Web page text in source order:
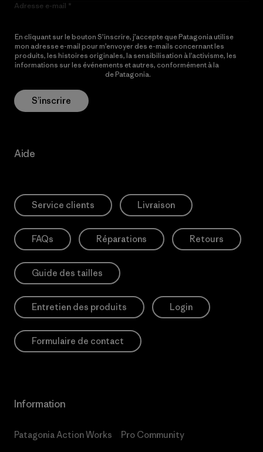
Adresse e-mail
En cliquant sur le bouton S’inscrire, j’accepte que Patagonia utilise
mon adresse e-mail pour m’envoyer des e-mails concernant les
produits, les histoires originales, la sensibilisation à l’activisme, les
informations sur les événements et autres, conformément à la
de Patagonia.
S’inscrire
Aide
Service clients Livraison
FAQs Réparations Retours
Guide des tailles
Entretien des produits Login
Formulaire de contact
Information
Patagonia Action Works Pro Community